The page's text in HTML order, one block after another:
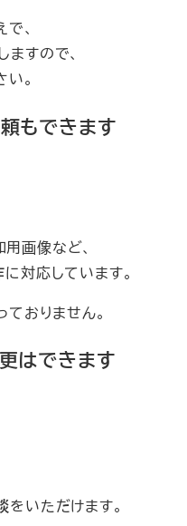
、
すので、
。
もできます
画像など、
に対応しています。
おりません。
はできます
をいただけます。